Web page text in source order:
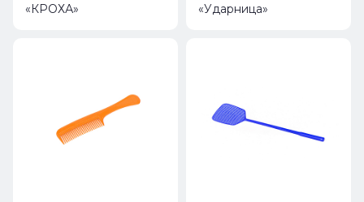
«КРОХА»
«Ударница»